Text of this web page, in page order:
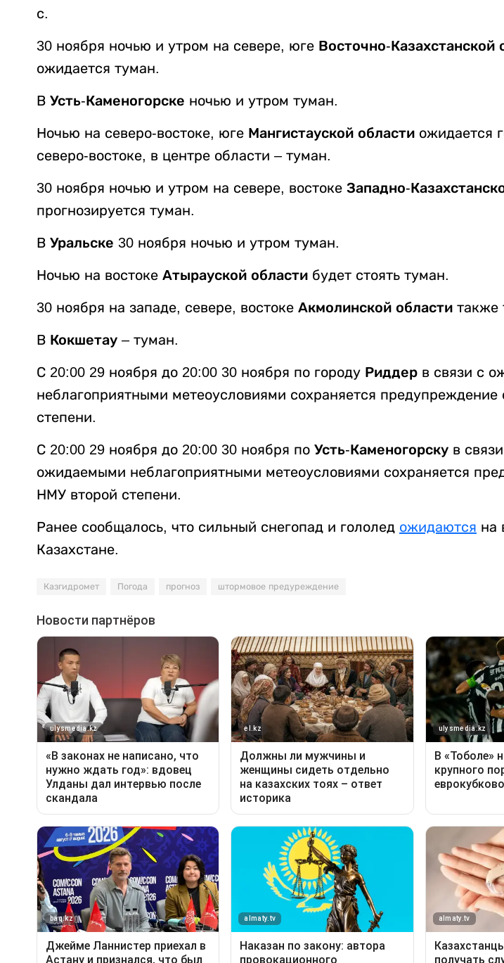
с.
30 ноября ночью и утром на севере, юге Восточно-Казахстанской
ожидается туман.
В Усть-Каменогорске ночью и утром туман.
Ночью на северо-востоке, юге Мангистауской области ожидается
северо-востоке, в центре области – туман.
30 ноября ночью и утром на севере, востоке Западно-
прогнозируется туман.
В Уральске 30 ноября ночью и утром туман.
Ночью на востоке Атырауской области будет стоять туман.
30 ноября на западе, севере, востоке Акмолинской области также
В Кокшетау – туман.
С 20:00 29 ноября до 20:00 30 ноября по городу Риддер в связи с
неблагоприятными метеоусловиями сохраняется
степени.
С 20:00 29 ноября до 20:00 30 ноября по Усть-Каменогорску в
ожидаемыми неблагоприятными метеоусловиями сохраняется
НМУ второй степени.
Ранее сообщалось, что сильный снегопад и гололед ожидаются на
Казахстане.
Казгидромет Погода прогноз штормовое предуреждение